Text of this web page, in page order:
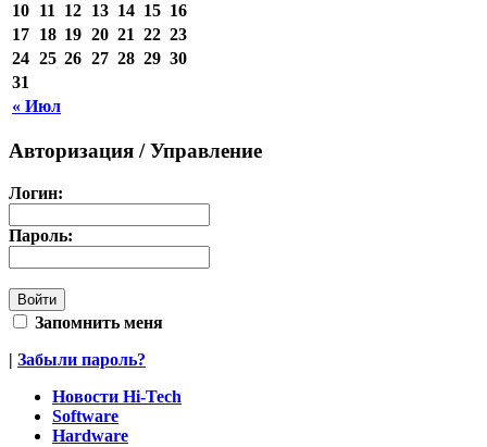
« Июл
10 11 12 13 14 15 16
17 18 19 20 21 22 23
24 25 26 27 28 29 30
31
Авторизация / Управление
Логин:
Пароль:
Запомнить меня
| Забыли пароль?
Новости Hi-Tech
Software
Hardware